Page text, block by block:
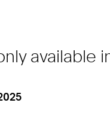
available